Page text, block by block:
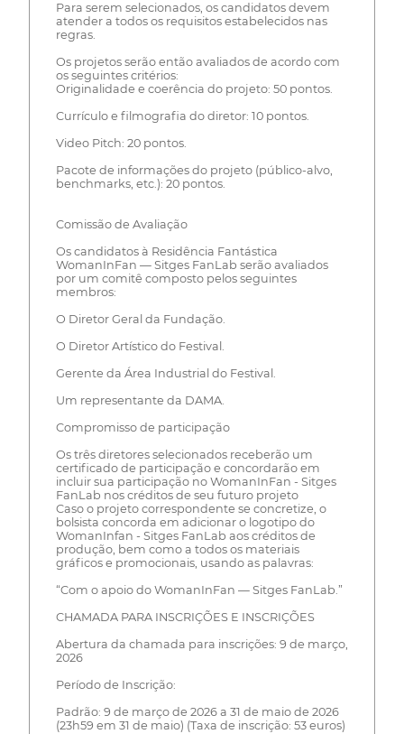
Para serem selecionados, os candidatos devem
atender a todos os requisitos estabelecidos nas
regras.
Os projetos serão então avaliados de acordo com
os seguintes critérios:
Originalidade e coerência do projeto: 50 pontos.
Currículo e filmografia do diretor: 10 pontos.
Video Pitch: 20 pontos.
Pacote de informações do projeto (público-alvo,
benchmarks, etc.): 20 pontos.
Comissão de Avaliação
Os candidatos à Residência Fantástica
WomanInFan — Sitges FanLab serão avaliados
por um comitê composto pelos seguintes
membros:
O Diretor Geral da Fundação.
O Diretor Artístico do Festival.
Gerente da Área Industrial do Festival.
Um representante da DAMA.
Compromisso de participação
Os três diretores selecionados receberão um
certificado de participação e concordarão em
incluir sua participação no WomanInFan - Sitges
FanLab nos créditos de seu futuro projeto
Caso o projeto correspondente se concretize, o
bolsista concorda em adicionar o logotipo do
WomanInfan - Sitges FanLab aos créditos de
produção, bem como a todos os materiais
gráficos e promocionais, usando as palavras:
“Com o apoio do WomanInFan — Sitges FanLab.”
CHAMADA PARA INSCRIÇÕES E INSCRIÇÕES
Abertura da chamada para inscrições: 9 de março,
2026
Período de Inscrição:
Padrão: 9 de março de 2026 a 31 de maio de 2026
(23h59 em 31 de maio) (Taxa de inscrição: 53 euros)